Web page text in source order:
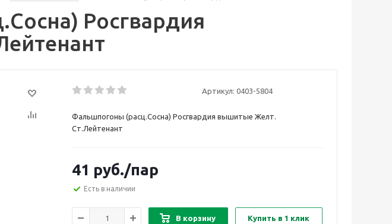
Росгвардия
Артикул: 0403-5804
Фальшпогоны (расц.Сосна) Росгвардия вышитые Желт.
Ст.Лейтенант
41 руб./пар
Есть в наличии
В корзину Купить в 1 клик